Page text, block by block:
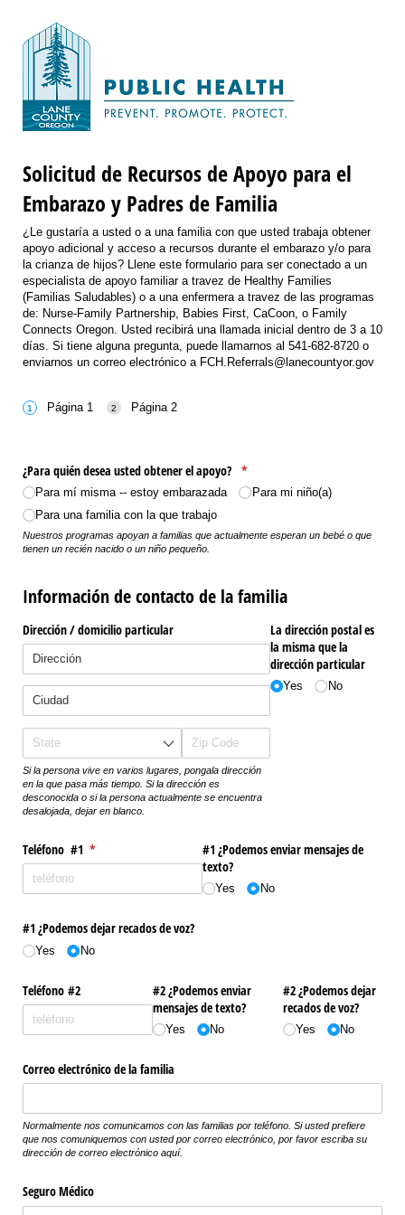
Solicitud de Recursos de Apoyo para el
Embarazo y Padres de Familia
¿Le gustaría a usted o a una familia con que usted trabaja obtener
apoyo adicional y acceso a recursos durante el embarazo y/o para
la crianza de hijos? Llene este formulario para ser conectado a un
especialista de apoyo familiar a travez de Healthy Families
(Familias Saludables) o a una enfermera a travez de las programas
de: Nurse-Family Partnership, Babies First, CaCoon, o Family
Connects Oregon. Usted recibirá una llamada inicial dentro de 3 a 10
días. Si tiene alguna pregunta, puede llamarnos al 541-682-8720 o
enviarnos un correo electrónico a FCH.Referrals@lanecountyor.gov
Página 1 Página 2
¿Para quién desea usted obtener el apoyo? *
(required)
Para mí misma -- estoy embarazada
Para mi niño(a)
Para una familia con la que trabajo
Nuestros programas apoyan a familias que actualmente esperan un bebé o que
tienen un recién nacido o un niño pequeño.
Información de contacto de la familia
Dirección /​ domicilio particular
Si la persona vive en varios lugares, pongala dirección
en la que pasa más tiempo. Si la dirección es
desconocida o si la persona actualmente se encuentra
desalojada, dejar en blanco.
La dirección postal es
la misma que la
dirección particular
Yes No
Teléfono #1 *
(required)
#1 ¿Podemos enviar mensajes de
texto?
Yes No
#1 ¿Podemos dejar recados de voz?
Yes No
Teléfono #2
#2 ¿Podemos enviar
mensajes de texto?
Yes No
#2 ¿Podemos dejar
recados de voz?
Yes No
Correo electrónico de la familia
Normalmente nos comunicamos con las familias por teléfono. Si usted prefiere
que nos comuniquemos con usted por correo electrónico, por favor escriba su
dirección de correo electrónico aquí.
Seguro Médico